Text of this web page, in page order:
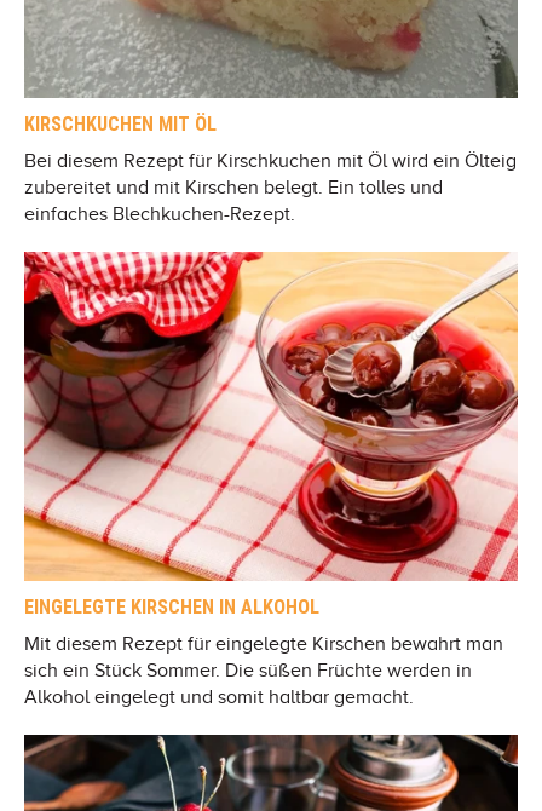
KIRSCHKUCHEN MIT ÖL
Bei diesem Rezept für Kirschkuchen mit Öl wird ein Ölteig
zubereitet und mit Kirschen belegt. Ein tolles und
einfaches Blechkuchen-Rezept.
EINGELEGTE KIRSCHEN IN ALKOHOL
Mit diesem Rezept für eingelegte Kirschen bewahrt man
sich ein Stück Sommer. Die süßen Früchte werden in
Alkohol eingelegt und somit haltbar gemacht.